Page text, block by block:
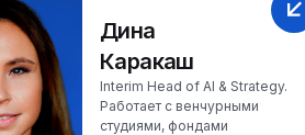
Дина
Каракаш
Interim Head of AI & Strategy.
Работает с венчурными
студиями, фондами